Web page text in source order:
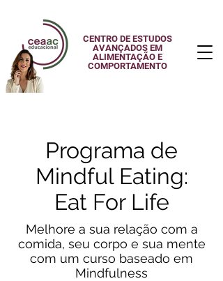
CENTRO DE ESTUDOS
AVANÇADOS EM
ALIMENTAÇÃO E
COMPORTAMENTO
Programa de
Mindful Eating:
Eat For Life
Melhore a sua relação com a
comida, seu corpo e sua mente
com um curso baseado em
Mindfulness